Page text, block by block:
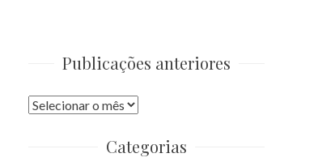
Publicações anteriores
Publicações
Categorias